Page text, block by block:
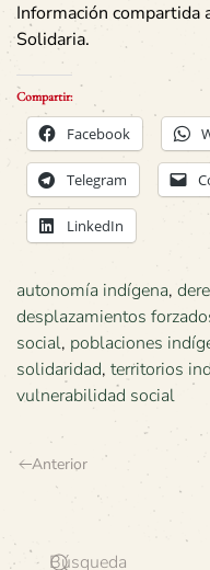
Información compartida
Solidaria.
Compartir:
Facebook
Telegram
LinkedIn
autonomía indígena,
desplazamientos
social, poblaciones
solidaridad, territorios
vulnerabilidad social
Anterior